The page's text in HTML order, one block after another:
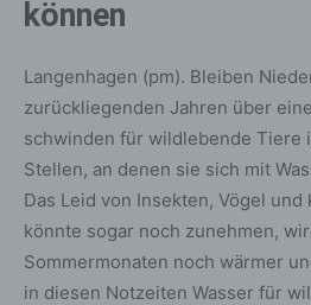
können
Langenhagen (pm). Bleiben
zurückliegenden Jahren über
schwinden für wildlebende Tiere
Stellen, an denen sie sich mit
Das Leid von Insekten, Vögel
könnte sogar noch zunehmen,
Sommermonaten noch wärmer
in diesen Notzeiten Wasser für